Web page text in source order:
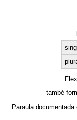
també
Paraula